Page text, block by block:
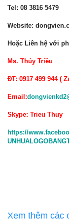
Tel: 08 3816 5479
Website:
Hoặc Liên hệ với
Ms. Thúy Triều
ĐT: 0917 499 944 (
Email:
Skype: Trieu Thuy
https://
Xem thêm các